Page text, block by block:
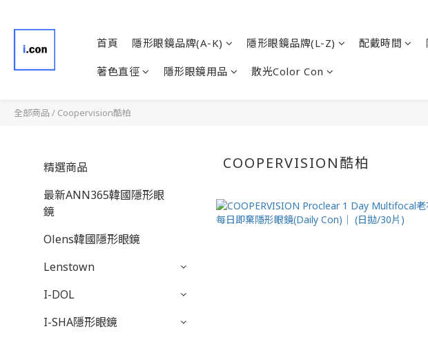
首頁 隱形眼鏡品牌(A-K) 隱形眼鏡品牌(L-Z) 配戴時間
著色直徑 隱形眼鏡用品 散光Color Con
全部商品 / Coopervision酷柏
精選商品
最新ANN365韓國隱形眼
鏡
Olens韓國隱形眼鏡
Lenstown
I-DOL
I-SHA隱形眼鏡
COOPERVISION酷柏